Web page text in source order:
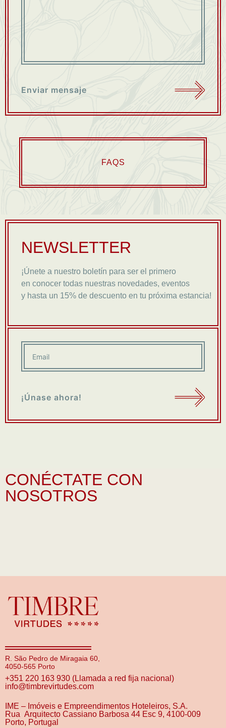
Enviar mensaje
FAQS
NEWSLETTER
¡Únete a nuestro boletín para ser el primero
en conocer todas nuestras novedades, eventos
y hasta un 15% de descuento en tu próxima estancia!
¡Únase ahora!
CONÉCTATE CON
NOSOTROS
R. São Pedro de Miragaia 60,
4050-565 Porto
+351 220 163 930 (Llamada a red fija nacional)
info@timbrevirtudes.com
IME – Imóveis e Empreendimentos Hoteleiros, S.A.
Rua Arquitecto Cassiano Barbosa 44 Esc 9, 4100-009
Porto, Portugal